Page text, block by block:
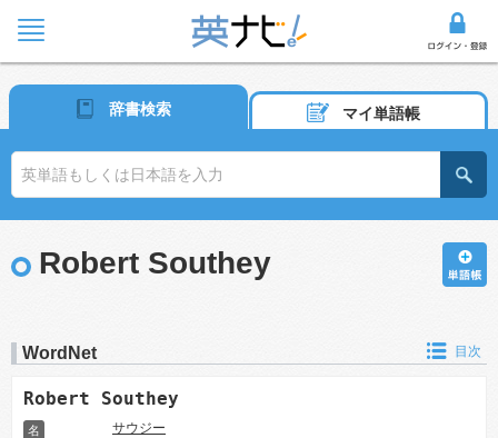
辞書検索 マイ単語帳
Robert Southey
WordNet 目次
Robert Southey
名 サウジー